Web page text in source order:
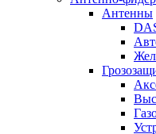
Антенны